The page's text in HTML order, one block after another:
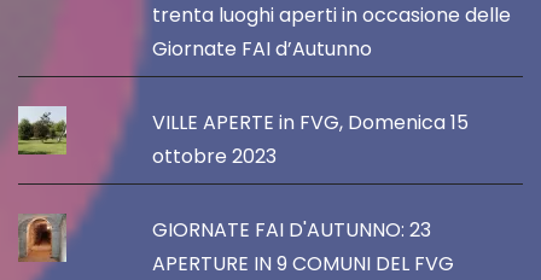
trenta luoghi aperti in occasione delle
Giornate FAI d’Autunno
VILLE APERTE in FVG, Domenica 15
ottobre 2023
GIORNATE FAI D'AUTUNNO: 23
APERTURE IN 9 COMUNI DEL FVG